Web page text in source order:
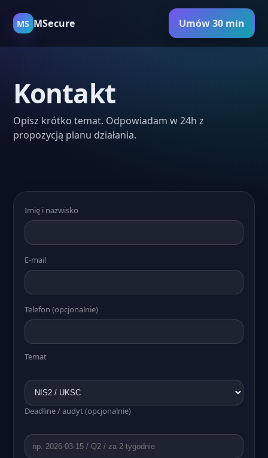
MS MSecure Umów 30 min
Kontakt
Opisz krótko temat. Odpowiadam w 24h z
propozycją planu działania.
Imię i nazwisko
E-mail
Telefon (opcjonalnie)
Temat
Deadline / audyt (opcjonalnie)